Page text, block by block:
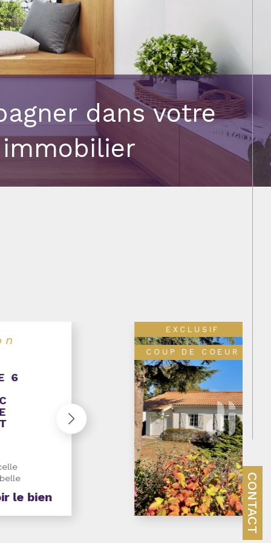
CONTACT
dans votre
toutes les
le bien
EXCLUSIF
NOUVEAUTÉ